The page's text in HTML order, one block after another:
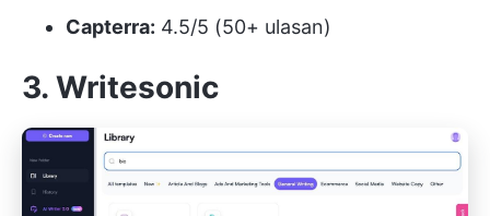
Capterra: 4.5/5 (50+ ulasan)
3. Writesonic